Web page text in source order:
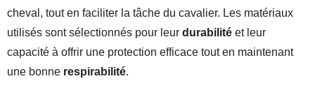
cheval, tout en faciliter la tâche du cavalier. Les matériaux
utilisés sont sélectionnés pour leur durabilité et leur
capacité à offrir une protection efficace tout en maintenant
une bonne respirabilité.